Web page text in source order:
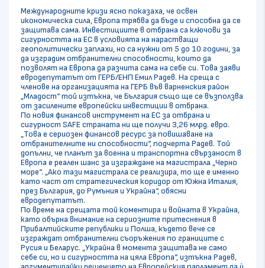
Международните кризи ясно показаха, че освен
икономическа сила, Европа трябва да бъде и способна да се
защитава сама. Инвестициите в отбрана са ключови за
сигурността на ЕС в условията на нарастващи
геополитически заплахи, но са нужни от 5 до 10 години, за
да изградим отбранителни способности, които да
позволят на Европа да разчита сама на себе си. Това заяви
евродепутатът от ГЕРБ/ЕНП Емил Радев. На среща с
членове на организацията на ГЕРБ във варненския район
„Младост“ той изтъкна, че България също ще се възползва
от засилените европейски инвестиции в отбрана.
По новия финансов инструмент на ЕС за отбрана и
сигурност SAFE страната ни ще получи 3,26 млрд. евро.
„Това е сериозен финансов ресурс за повишаване на
отбранителните ни способности“, подчерта Радев. Той
допълни, че планът за военна и транспортна свързаност в
Европа е реален шанс за изграждане на магистрала „Черно
море“. „Ако тази магистрала се реализира, то ще е именно
като част от стратегическия коридор от Южна Италия,
през България, до Румъния и Украйна“, обясни
евродепутатът.
По време на срещата той коментира и войната в Украйна,
като обърна внимание на сериозните притеснения в
Прибалтийските републики и Полша, където вече се
изграждат отбранителни съоръжения по границите с
Русия и Беларус. „Украйна в момента защитава не само
себе си, но и сигурността на цяла Европа“, изтъкна Радев,